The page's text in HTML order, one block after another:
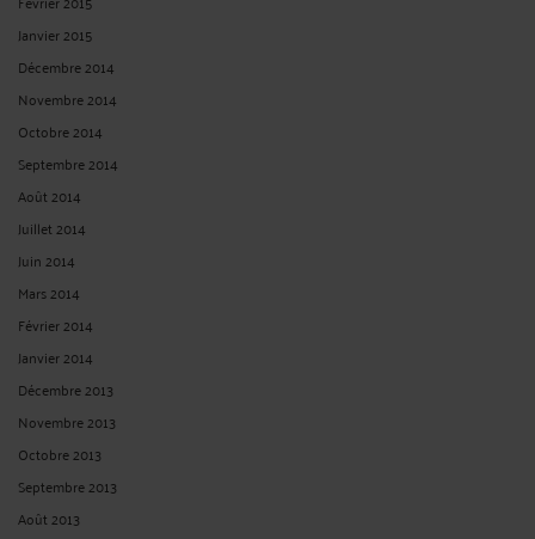
Janvier 2015
Décembre 2014
Novembre 2014
Octobre 2014
Septembre 2014
Août 2014
Juillet 2014
Juin 2014
Mars 2014
Février 2014
Janvier 2014
Décembre 2013
Novembre 2013
Octobre 2013
Septembre 2013
Août 2013